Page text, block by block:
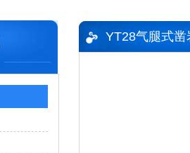
YT28气腿式凿